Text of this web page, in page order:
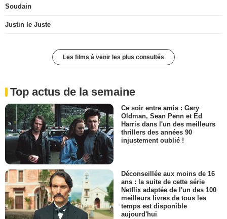
Soudain
Justin le Juste
Les films à venir les plus consultés
Top actus de la semaine
Ce soir entre amis : Gary
Oldman, Sean Penn et Ed
Harris dans l'un des meilleurs
thrillers des années 90
injustement oublié !
Déconseillée aux moins de 16
ans : la suite de cette série
Netflix adaptée de l'un des 100
meilleurs livres de tous les
temps est disponible
aujourd'hui